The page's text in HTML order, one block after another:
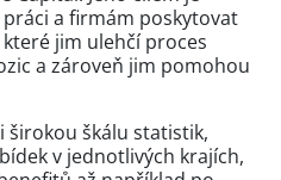
a firmám poskytovat
jim ulehčí proces
a zároveň jim pomohou
širokou škálu statistik,
v jednotlivých krajích,